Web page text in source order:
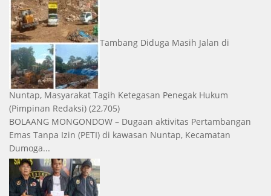
Tambang Diduga Masih Jalan di
Nuntap, Masyarakat Tagih Ketegasan Penegak Hukum
(Pimpinan Redaksi) (22,705)
BOLAANG MONGONDOW – Dugaan aktivitas Pertambangan
Emas Tanpa Izin (PETI) di kawasan Nuntap, Kecamatan
Dumoga...